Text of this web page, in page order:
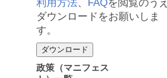
利用方法、 FAQを閲覧のうえ
ダウンロードをお願いしま
す。
政策（マニフェス